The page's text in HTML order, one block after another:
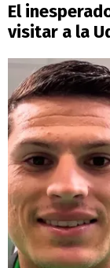
El
visitar a la